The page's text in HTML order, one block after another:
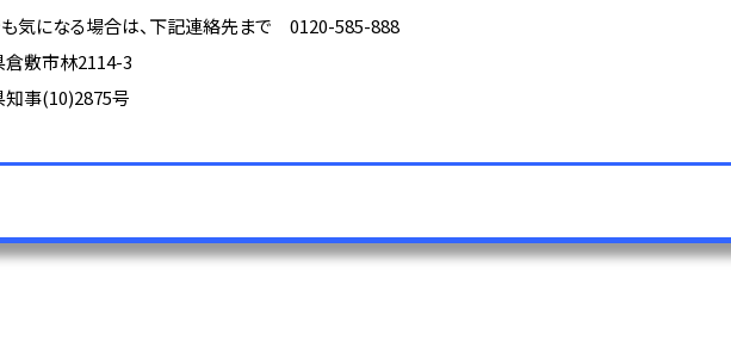
も気になる場合は、下記連絡先まで 0120-585-888
倉敷市林2114-3
知事(10)2875号